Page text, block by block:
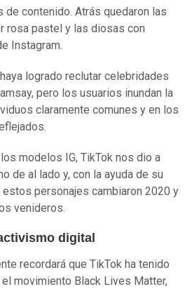
de contenido. Atrás quedaron las
rosa pastel y las diosas con
Instagram.
logrado reclutar celebridades
pero los usuarios inundan la
claramente comunes y en los
modelos IG, TikTok nos dio a
de al lado y, con la ayuda de su
personajes cambiaron 2020 y
venideros.
digital
recordará que TikTok ha tenido
movimiento Black Lives Matter,